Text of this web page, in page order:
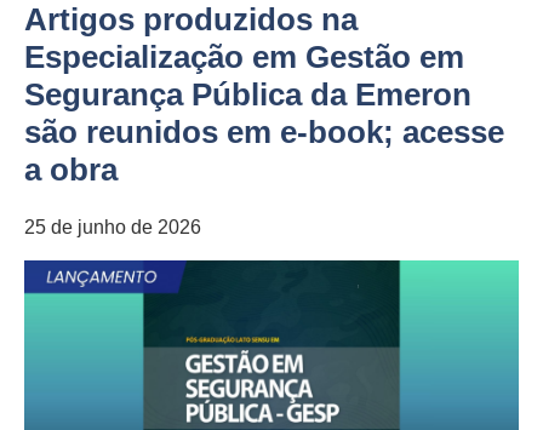
Artigos produzidos na
Especialização em Gestão em
Segurança Pública da Emeron
são reunidos em e-book; acesse
a obra
25 de junho de 2026